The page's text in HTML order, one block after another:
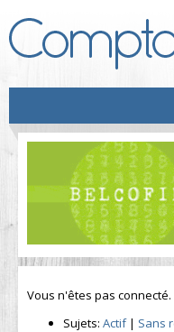
Vous n'êtes pas connecté.
Sujets: Actif| Sans